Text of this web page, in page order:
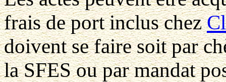
frais de port inclus chez
doivent se faire soit par
la SFES ou par mandat